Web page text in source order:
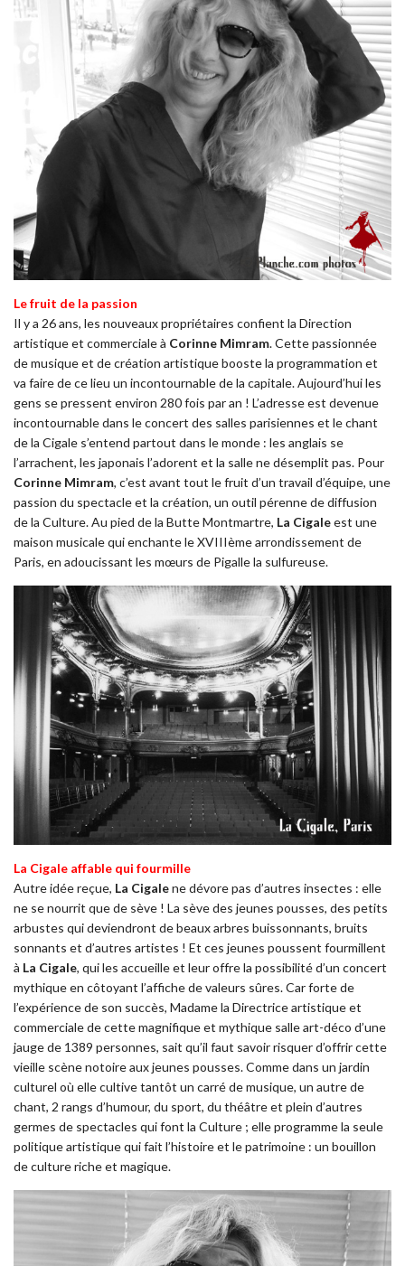
Le fruit de la passion
Il y a 26 ans, les nouveaux propriétaires confient la Direction
artistique et commerciale à Corinne Mimram. Cette passionnée
de musique et de création artistique booste la programmation et
va faire de ce lieu un incontournable de la capitale. Aujourd’hui les
gens se pressent environ 280 fois par an ! L’adresse est devenue
incontournable dans le concert des salles parisiennes et le chant
de la Cigale s’entend partout dans le monde : les anglais se
l’arrachent, les japonais l’adorent et la salle ne désemplit pas. Pour
Corinne Mimram, c’est avant tout le fruit d’un travail d’équipe, une
passion du spectacle et la création, un outil pérenne de diffusion
de la Culture. Au pied de la Butte Montmartre, La Cigaleest une
maison musicale qui enchante le XVIIIème arrondissement de
Paris, en adoucissant les mœurs de Pigalle la sulfureuse.
La Cigale affable qui fourmille
Autre idée reçue, La Cigalene dévore pas d’autres insectes : elle
ne se nourrit que de sève ! La sève des jeunes pousses, des petits
arbustes qui deviendront de beaux arbres buissonnants, bruits
sonnants et d’autres artistes ! Et ces jeunes poussent fourmillent
à La Cigale, qui les accueille et leur offre la possibilité d’un concert
mythique en côtoyant l’affiche de valeurs sûres. Car forte de
l’expérience de son succès, Madame la Directrice artistique et
commerciale de cette magnifique et mythique salle art-déco d’une
jauge de 1389 personnes, sait qu’il faut savoir risquer d’offrir cette
vieille scène notoire aux jeunes pousses. Comme dans un jardin
culturel où elle cultive tantôt un carré de musique, un autre de
chant, 2 rangs d’humour, du sport, du théâtre et plein d’autres
germes de spectacles qui font la Culture ; elle programme la seule
politique artistique qui fait l’histoire et le patrimoine : un bouillon
de culture riche et magique.